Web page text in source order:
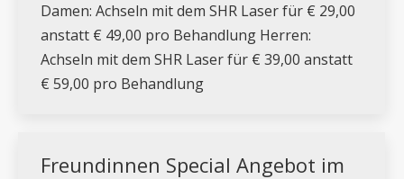
Damen: Achseln mit dem SHR Laser für € 29,00
anstatt € 49,00 pro Behandlung Herren:
Achseln mit dem SHR Laser für € 39,00 anstatt
€ 59,00 pro Behandlung
Freundinnen Special Angebot im